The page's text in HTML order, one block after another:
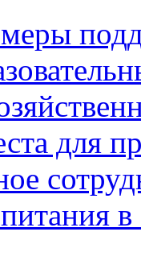
для
в